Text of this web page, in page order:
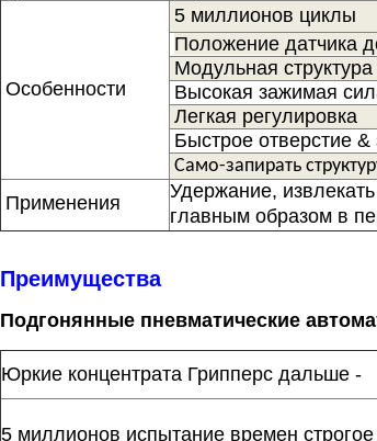
Особенности
5 миллионов циклы
Положение датчика
Модульная структура
Высокая зажимая
Легкая регулировка
Быстрое отверстие
Само-запирать
Применения
Удержание,
главным образом в
Преимущества
Подгонянные пневматические
Юркие концентрата Грипперс дальше -
5 миллионов испытание времен